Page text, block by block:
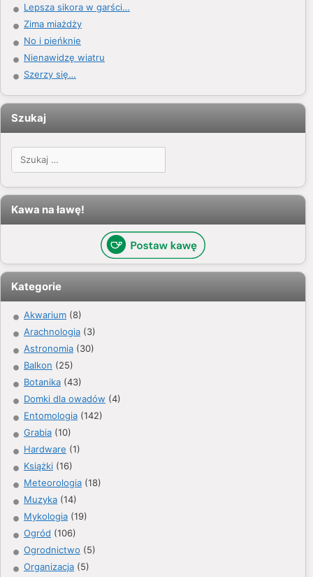
Lepsza sikora w garści…
Zima miażdży
No i pieńknie
Nienawidzę wiatru
Szerzy się…
Szukaj
Szukaj:
Kawa na ławę!
Kategorie
Akwarium (8)
Arachnologia (3)
Astronomia (30)
Balkon (25)
Botanika (43)
Domki dla owadów (4)
Entomologia (142)
Grabia (10)
Hardware (1)
Książki (16)
Meteorologia (18)
Muzyka (14)
Mykologia (19)
Ogród (106)
Ogrodnictwo (5)
Organizacja (5)